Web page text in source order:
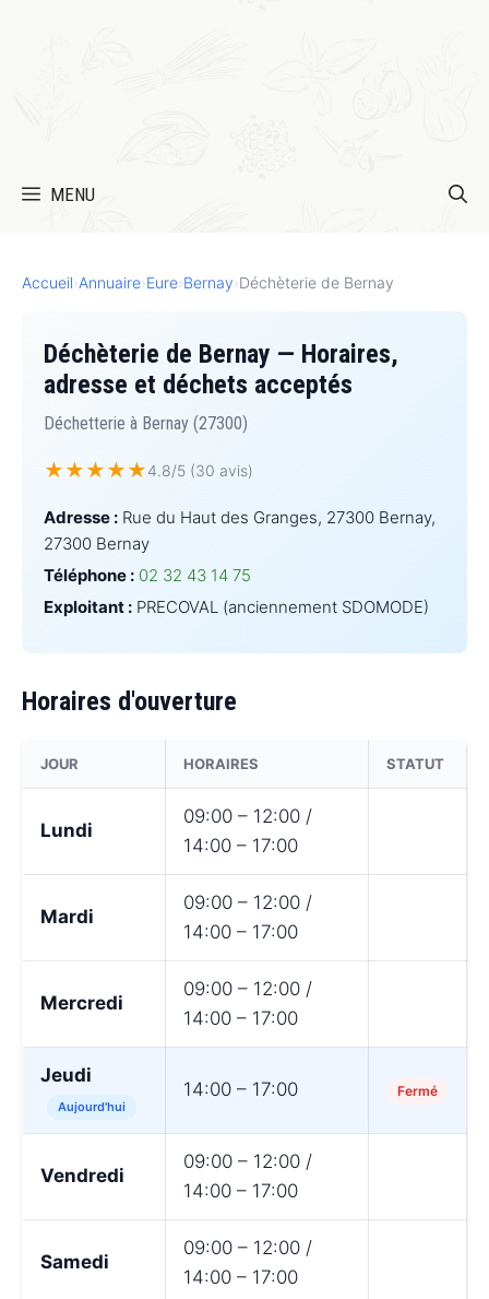
MENU
Accueil›Annuaire›Eure›Bernay›Déchèterie de Bernay
Déchèterie de Bernay — Horaires,
adresse et déchets acceptés
Déchetterie à Bernay (27300)
★★★★★4.8/5 (30 avis)
Adresse : Rue du Haut des Granges, 27300 Bernay,
27300 Bernay
Téléphone : 02 32 43 14 75
Exploitant : PRECOVAL (anciennement SDOMODE)
Horaires d'ouverture
JOUR HORAIRES STATUT
Lundi
09:00 – 12:00 /
14:00 – 17:00
Mardi
09:00 – 12:00 /
14:00 – 17:00
Mercredi
09:00 – 12:00 /
14:00 – 17:00
Jeudi
Aujourd'hui
14:00 – 17:00 Fermé
Vendredi
09:00 – 12:00 /
14:00 – 17:00
Samedi
09:00 – 12:00 /
14:00 – 17:00